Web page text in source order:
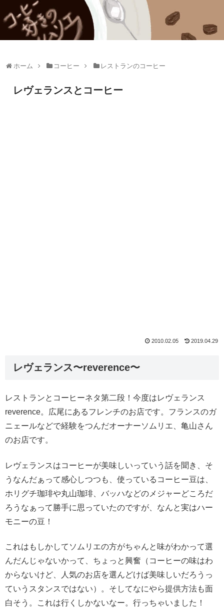
ホーム コーヒー レストランのコーヒー
レヴェランスとコーヒー
2010.02.05 2019.04.29
レヴェランス〜reverence〜
レストランとコーヒーネタ第二段！今度はレヴェランス
reverence。広尾にあるフレンチのお店です。フランスのガ
ニェールなどで経験をつんだオーナーソムリエ、亀山さん
のお店です。
レヴェランスはコーヒーが美味しいっていう話を聞き、そ
うなんだぁって感心しつつも、使っているコーヒー豆は、
ホリグチ珈琲や丸山珈琲、バッハなどのメジャーどころだ
ろうなぁって勝手に思っていたのですが、なんと実はハー
モニーの豆！
これはもしかしてソムリエの方がちゃんと味がわかって選
んだんじゃないかって、ちょっと興奮（コーヒーの味はわ
からないけど、人気のお店を選んどけば美味しいだろうっ
ていうスタンスではない）。そしてなにやら提供方法も面
白そう。これは行くしかないなー。行っちゃいました！